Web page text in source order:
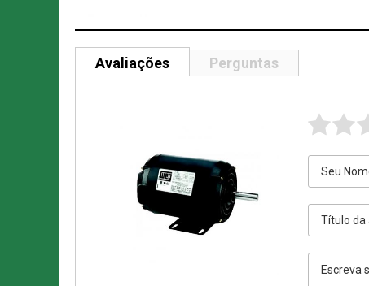
Avaliações Perguntas